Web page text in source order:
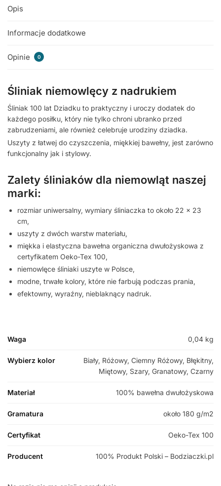
Opis
Informacje dodatkowe
Opinie 0
Śliniak niemowlęcy z nadrukiem
Śliniak 100 lat Dziadku to praktyczny i uroczy dodatek do
każdego posiłku, który nie tylko chroni ubranko przed
zabrudzeniami, ale również celebruje urodziny dziadka.
Uszyty z łatwej do czyszczenia, miękkiej bawełny, jest zarówno
funkcjonalny jak i stylowy.
Zalety śliniaków dla niemowląt naszej
marki:
rozmiar uniwersalny, wymiary śliniaczka to około 22 x 23
cm,
uszyty z dwóch warstw materiału,
miękka i elastyczna bawełna organiczna dwułożyskowa z
certyfikatem Oeko-Tex 100,
niemowlęce śliniaki uszyte w Polsce,
modne, trwałe kolory, które nie farbują podczas prania,
efektowny, wyraźny, nieblaknący nadruk.
Waga 0,04 kg
Wybierz kolor
Biały, Różowy, Ciemny Różowy, Błękitny,
Miętowy, Szary, Granatowy, Czarny
Materiał 100% bawełna dwułożyskowa
Gramatura około 180 g/m2
Certyfikat Oeko-Tex 100
Producent 100% Produkt Polski – Bodziaczki.pl